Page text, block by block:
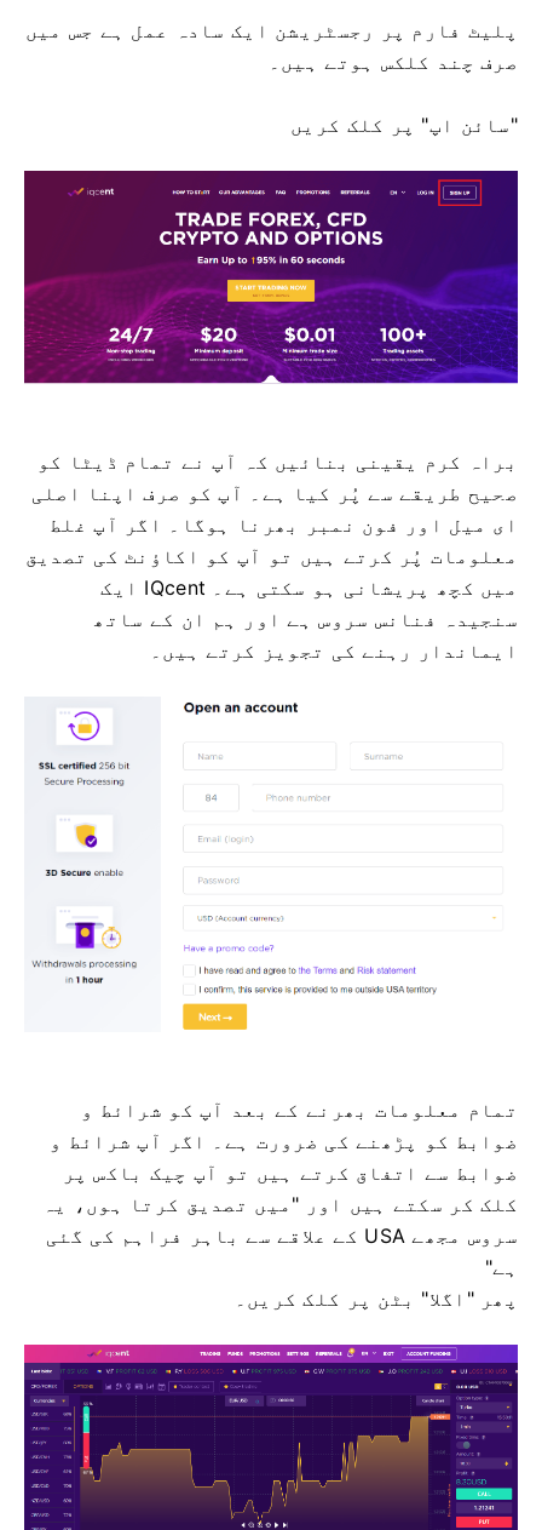
پلیٹ فارم پر رجسٹریشن ایک سادہ عمل ہے جس میں
صرف چند کلکس ہوتے ہیں۔
"سائن اپ" پر کلک کریں
براہ کرم یقینی بنائیں کہ آپ نے تمام ڈیٹا کو
صحیح طریقے سے پُر کیا ہے۔
آپ کو صرف اپنا اصلی
ای میل اور فون نمبر بھرنا ہوگا۔
اگر آپ غلط
معلومات پُر کرتے ہیں تو آپ کو اکاؤنٹ کی تصدیق
میں کچھ پریشانی ہو سکتی ہے۔
IQcent ایک
سنجیدہ فنانس سروس ہے اور ہم ان کے ساتھ
ایماندار رہنے کی تجویز کرتے ہیں۔
تمام معلومات بھرنے کے بعد آپ کو شرائط و
ضوابط کو پڑھنے کی ضرورت ہے۔ اگر آپ شرائط و
ضوابط سے اتفاق کرتے ہیں تو آپ چیک باکس پر
کلک کر سکتے ہیں اور "میں تصدیق کرتا ہوں، یہ
سروس مجھے USA کے علاقے سے باہر فراہم کی گئی
ہے"
پھر "اگلا" بٹن پر کلک کریں۔